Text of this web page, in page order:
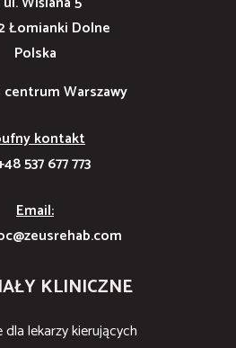
Łomianki Dolne
Polska
centrum Warszawy
kontakt
537 677 773
Email:
KLINICZNE
lekarzy kierujących